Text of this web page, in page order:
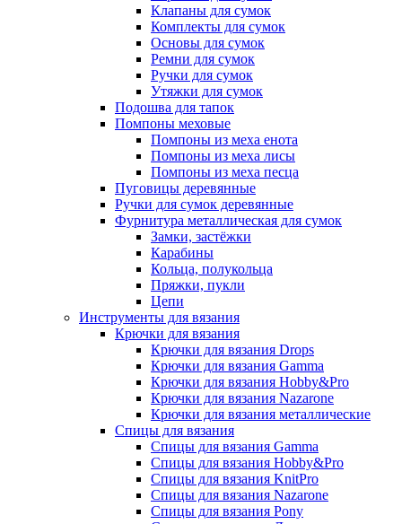
Клапаны для сумок
Комплекты для сумок
Основы для сумок
Ремни для сумок
Ручки для сумок
Утяжки для сумок
Подошва для тапок
Помпоны меховые
Помпоны из меха енота
Помпоны из меха лисы
Помпоны из меха песца
Пуговицы деревянные
Ручки для сумок деревянные
Фурнитура металлическая для сумок
Замки, застёжки
Карабины
Кольца, полукольца
Пряжки, пукли
Цепи
Инструменты для вязания
Крючки для вязания
Крючки для вязания Drops
Крючки для вязания Gamma
Крючки для вязания Hobby&Pro
Крючки для вязания Nazarone
Крючки для вязания металлические
Спицы для вязания
Спицы для вязания Gamma
Спицы для вязания Hobby&Pro
Спицы для вязания KnitPro
Спицы для вязания Nazarone
Спицы для вязания Pony